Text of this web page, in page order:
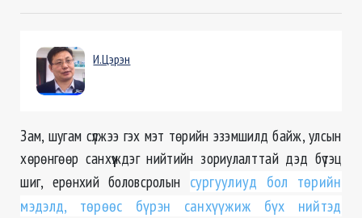
И.Цэрэн
Зам, шугам сүлжээ гэх мэт төрийн эзэмшилд байж, улсын
хөрөнгөөр санхүүждэг нийтийн зориулалттай дэд бүтэц
шиг, ерөнхий боловсролын сургуулиуд бол төрийн
мэдэлд, төрөөс бүрэн санхүүжиж бүх нийтэд